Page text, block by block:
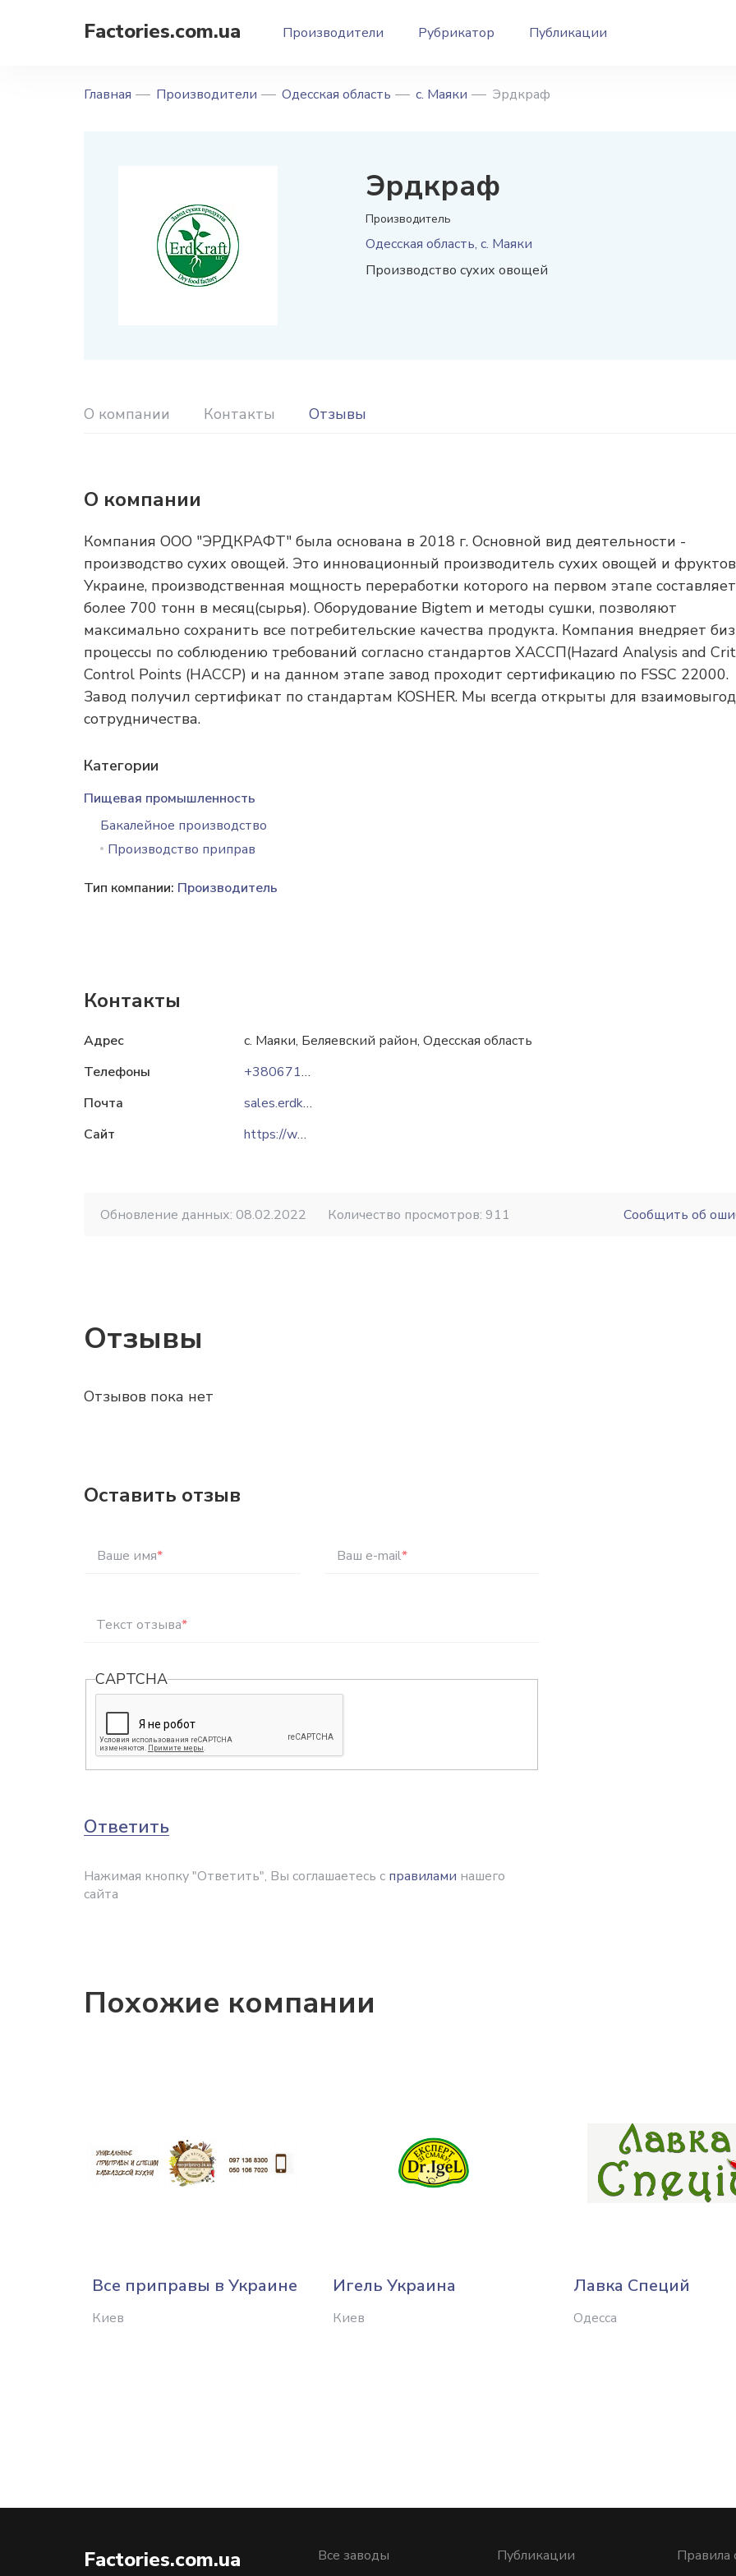
Factories.com.ua Производители Рубрикатор Публикации
Главная Производители Одесская область с. Маяки Эрдкраф
Эрдкраф
Производитель
Одесская область, с. Маяки
Производство сухих овощей
О компании Контакты Отзывы
О компании
Компания ООО "ЭРДКРАФТ" была основана в 2018 г. Основной вид деятельности -
производство сухих овощей. Это инновационный производитель сухих овощей и
Украине, производственная мощность переработки которого на первом этапе составляет
более 700 тонн в месяц(сырья). Оборудование Bigtem и методы сушки, позволяют
максимально сохранить все потребительские качества продукта. Компания внедряет
процессы по соблюдению требований согласно стандартов ХАССП(Hazard Analysis and
Control Points (HACCP) и на данном этапе завод проходит сертификацию по FSSC 22000.
Завод получил сертификат по стандартам KOSHER. Мы всегда открыты для
сотрудничества.
Категории
Пищевая промышленность
Бакалейное производство
Производство приправ
Тип компании: Производитель
Контакты
Адрес
с. Маяки, Беляевский район, Одесская область
Телефоны
+380671752026
Почта
sales.erdkraft@gmail.com
Сайт
https://www.erdkraft.com.ua
Обновление данных: 08.02.2022 Количество просмотров: 911 Сообщить об
Отзывы
Отзывов пока нет
Оставить отзыв
Ваше имя* Ваш e-mail*
Текст отзыва*
CAPTCHA
Ответить
Нажимая кнопку "Ответить", Вы соглашаетесь с правилами нашего
сайта
Похожие компании
Все приправы в Украине
Киев
Игель Украина
Киев
Лавка Специй
Одесса
Factories.com.ua Все заводы Публикации Правила